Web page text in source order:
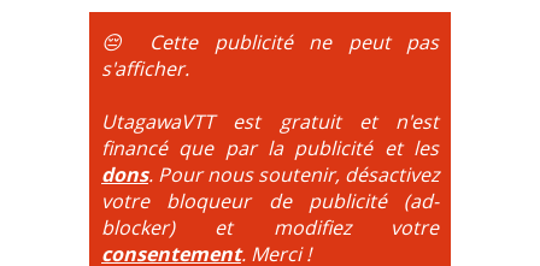
obligatoire.
DH / Gravity : Seule la descente se passe sur le vélo.
La montée est faite via navette ou remontée
mécanique. La difficulté de la descente est indiquée
par des couleurs lorsqu'il s'agit de bikeparks. Vélo
tout suspendu et protections du corps obligatoires.
😔 Cette publicité ne peut pas
s'afficher.
UtagawaVTT est gratuit et n'est
financé que par la publicité et les
dons. Pour nous soutenir, désactivez
votre bloqueur de publicité (ad-
blocker) et modifiez votre
consentement. Merci !